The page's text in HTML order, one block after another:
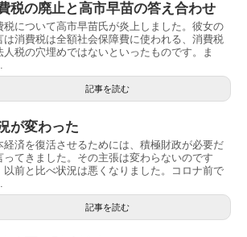
税の廃止と高市早苗の答え合わせ
税について高市早苗氏が炎上しました。彼女の
は消費税は全額社会保障費に使われる、消費税
人税の穴埋めではないといったものです。ま
記事を読む
が変わった
経済を復活させるためには、積極財政が必要だ
ってきました。その主張は変わらないのです
以前と比べ状況は悪くなりました。コロナ前で
記事を読む